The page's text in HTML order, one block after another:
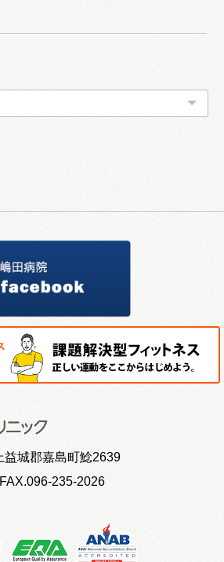
益城郡嘉島町鯰2639
235-2026